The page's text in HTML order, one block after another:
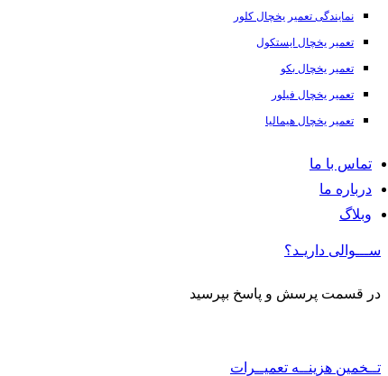
نمایندگی تعمیر یخچال کلور
تعمیر یخچال ایستکول
تعمیر یخچال بکو
تعمیر یخچال فیلور
تعمیر یخچال هیمالیا
تماس با ما
درباره ما
وبلاگ
ســـوالی داریـد؟
در قسمت پرسش و پاسخ بپرسید
تــخمین هزینــه تعمیــرات